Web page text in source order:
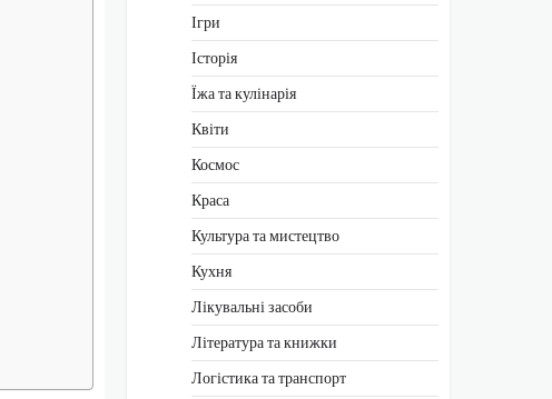
Ігри
Історія
Їжа та кулінарія
Квіти
Космос
Краса
Культура та мистецтво
Кухня
Лікувальні засоби
Література та книжки
Логістика та транспорт